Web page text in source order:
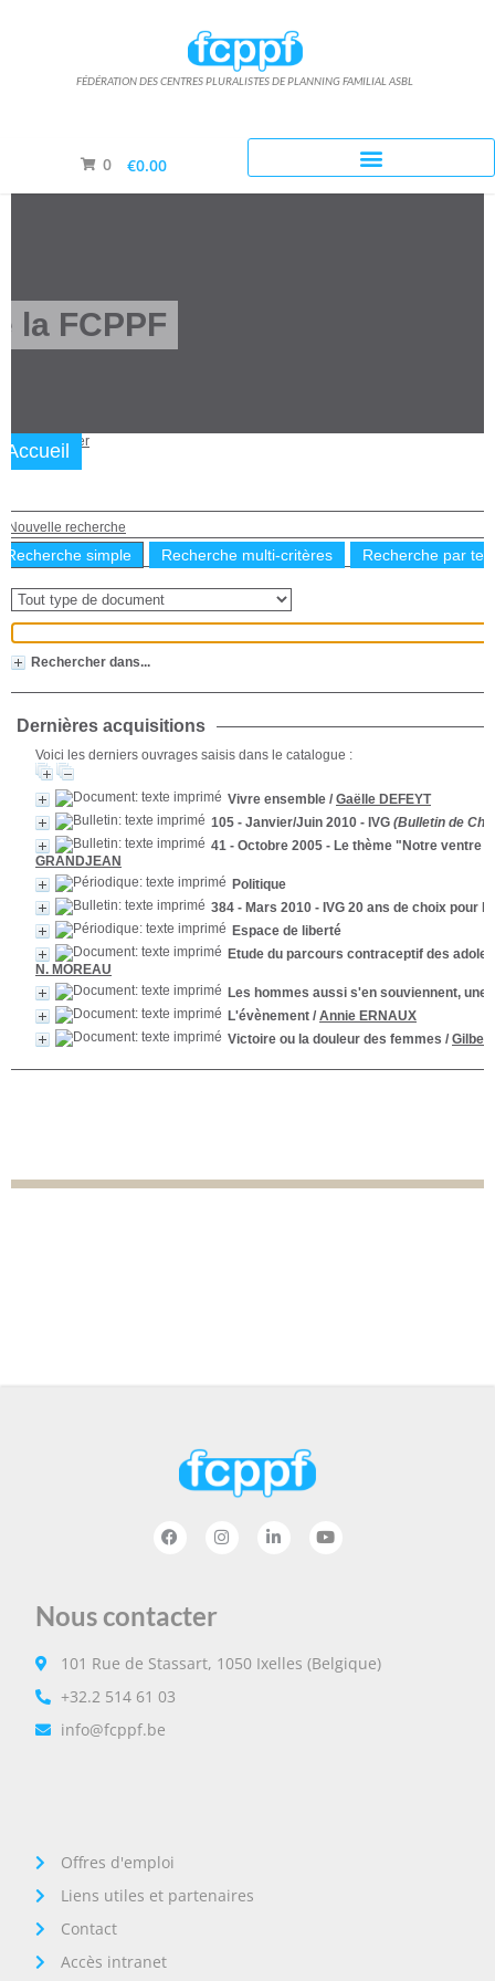
FÉDÉRATION DES CENTRES PLURALISTES DE PLANNING FAMILIAL ASBL
0 €0.00
Nous contacter
101 Rue de Stassart, 1050 Ixelles (Belgique)
+32.2 514 61 03
info@fcppf.be
Offres d'emploi
Liens utiles et partenaires
Contact
Accès intranet